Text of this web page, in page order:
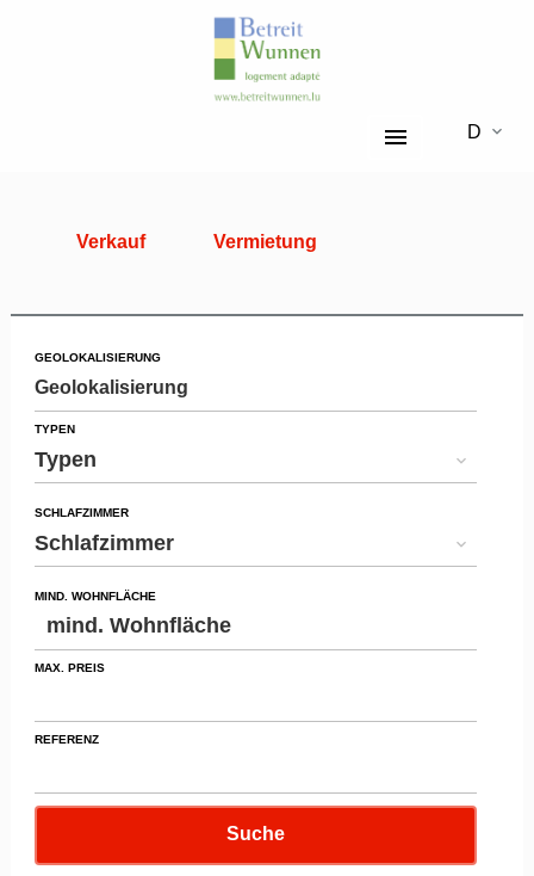
DE
Verkauf Vermietung
GEOLOKALISIERUNG
Geolokalisierung
TYPEN
Typen
SCHLAFZIMMER
Schlafzimmer
MIND. WOHNFLÄCHE
MAX. PREIS
REFERENZ
Suche